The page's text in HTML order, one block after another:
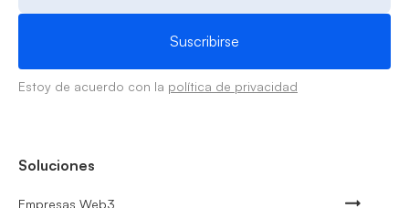
Estoy de acuerdo con la política de privacidad
Soluciones
Empresas Web3